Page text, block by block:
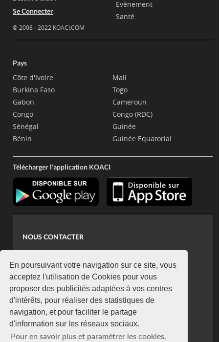
En poursuivant votre navigation sur ce site, vous
acceptez l'utilisation de Cookies pour vous
proposer des publicités adaptées à vos centres
d'intérêts, pour réaliser des statistiques de
navigation, et pour faciliter le partage
d'information sur les réseaux sociaux.
Pour en savoir plus et paramétrer les cookies,
Se Connecter
© 2008 - 2022 KOACI.COM
Evènement
Santé
Pays
Côte d'Ivoire
Burkina Faso
Gabon
Congo
Sénégal
Bénin
Mali
Togo
Cameroun
Congo (RDC)
Guinée
Guinée Equatorial
Télécharger l'application KOACI
NOUS CONTACTER
koaci@yahoo.fr
+225 07 08 85 52 93
NEWSLETTER
Restez connecté via notre newsletter
S'abonner